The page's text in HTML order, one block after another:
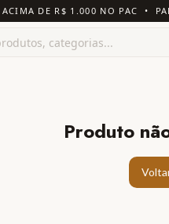
ACIMA DE R$ 1.000 NO PAC •
Produto